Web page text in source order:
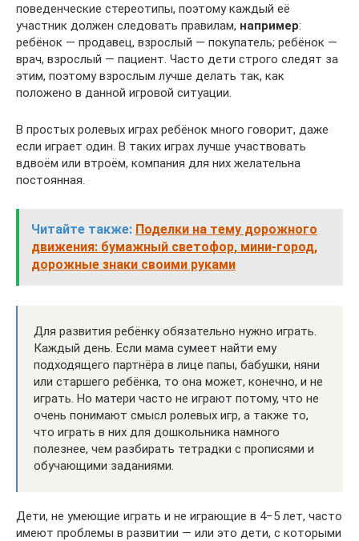
поведенческие стереотипы, поэтому каждый её
участник должен следовать правилам, например:
ребёнок — продавец, взрослый — покупатель; ребёнок —
врач, взрослый — пациент. Часто дети строго следят за
этим, поэтому взрослым лучше делать так, как
положено в данной игровой ситуации.
В простых ролевых играх ребёнок много говорит, даже
если играет один. В таких играх лучше участвовать
вдвоём или втроём, компания для них желательна
постоянная.
Читайте также: Поделки на тему дорожного
движения: бумажный светофор, мини-город,
дорожные знаки своими руками
Для развития ребёнку обязательно нужно играть.
Каждый день. Если мама сумеет найти ему
подходящего партнёра в лице папы, бабушки, няни
или старшего ребёнка, то она может, конечно, и не
играть. Но матери часто не играют потому, что не
очень понимают смысл ролевых игр, а также то,
что играть в них для дошкольника намного
полезнее, чем разбирать тетрадки с прописями и
обучающими заданиями.
Дети, не умеющие играть и не играющие в 4−5 лет, часто
имеют проблемы в развитии — или это дети, с которыми